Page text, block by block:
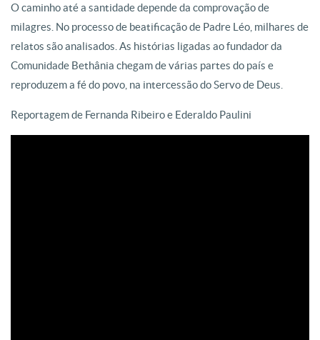
O caminho até a santidade depende da comprovação de
milagres. No processo de beatificação de Padre Léo, milhares de
relatos são analisados. As histórias ligadas ao fundador da
Comunidade Bethânia chegam de várias partes do país e
reproduzem a fé do povo, na intercessão do Servo de Deus.
Reportagem de Fernanda Ribeiro e Ederaldo Paulini